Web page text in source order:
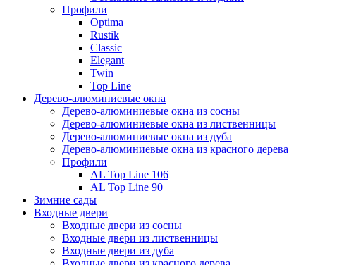
Профили
Optima
Rustik
Classic
Elegant
Twin
Top Line
Дерево-алюминиевые окна
Дерево-алюминиевые окна из сосны
Дерево-алюминиевые окна из лиственницы
Дерево-алюминиевые окна из дуба
Дерево-алюминиевые окна из красного дерева
Профили
AL Top Line 106
AL Top Line 90
Зимние сады
Входные двери
Входные двери из сосны
Входные двери из лиственницы
Входные двери из дуба